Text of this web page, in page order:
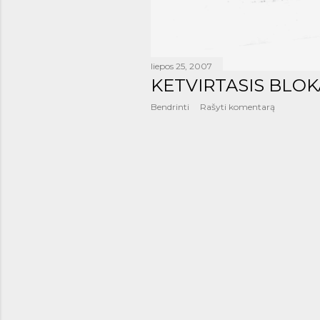
liepos 25, 2007
KETVIRTASIS
Bendrinti Rašyti komentarą